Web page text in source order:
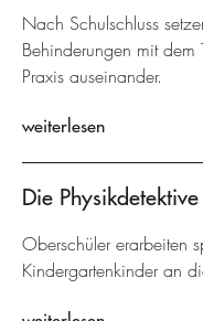
Nach Schulschluss
Behinderungen mit
Praxis auseinander.
weiterlesen
Die Physikdetektive
Oberschüler erarbeiten
Kindergartenkinder an